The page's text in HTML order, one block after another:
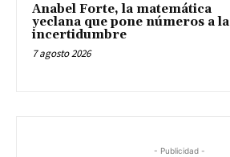
Anabel Forte, la matemática
yeclana que pone números a la
incertidumbre
7 agosto 2026
- Publicidad -